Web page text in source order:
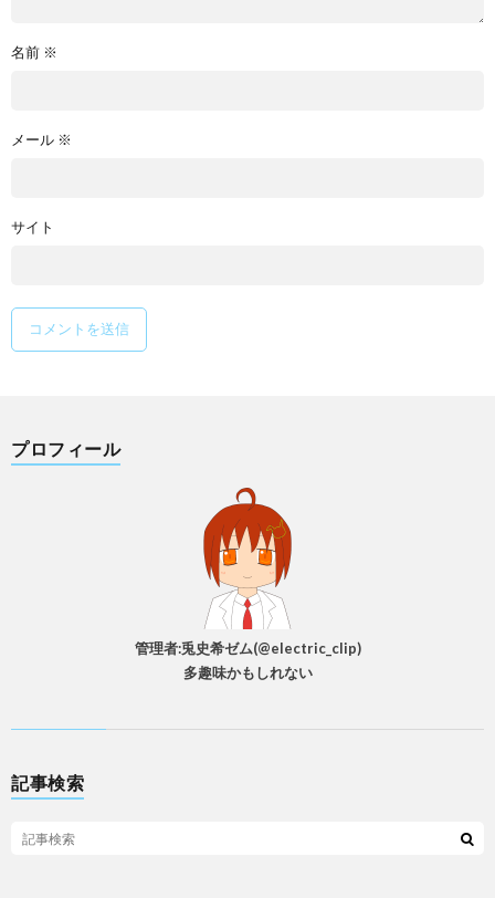
名前 ※
メール ※
サイト
プロフィール
管理者:兎史希ゼム(@electric_clip)
多趣味かもしれない
記事検索